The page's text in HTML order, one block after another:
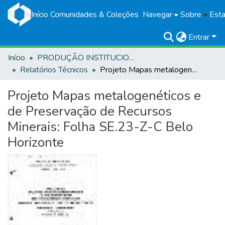
Início Comunidades & Coleções Navegar Sobre
Entrar
Início
PRODUÇÃO INSTITUCIONAL
Relatórios Técnicos
Projeto Mapas metalogenéticos e de Preservação de Recursos Minerais: Folha SE.23-Z-C Belo Horizonte
Projeto Mapas metalogenéticos e
de Preservação de Recursos
Minerais: Folha SE.23-Z-C Belo
Horizonte